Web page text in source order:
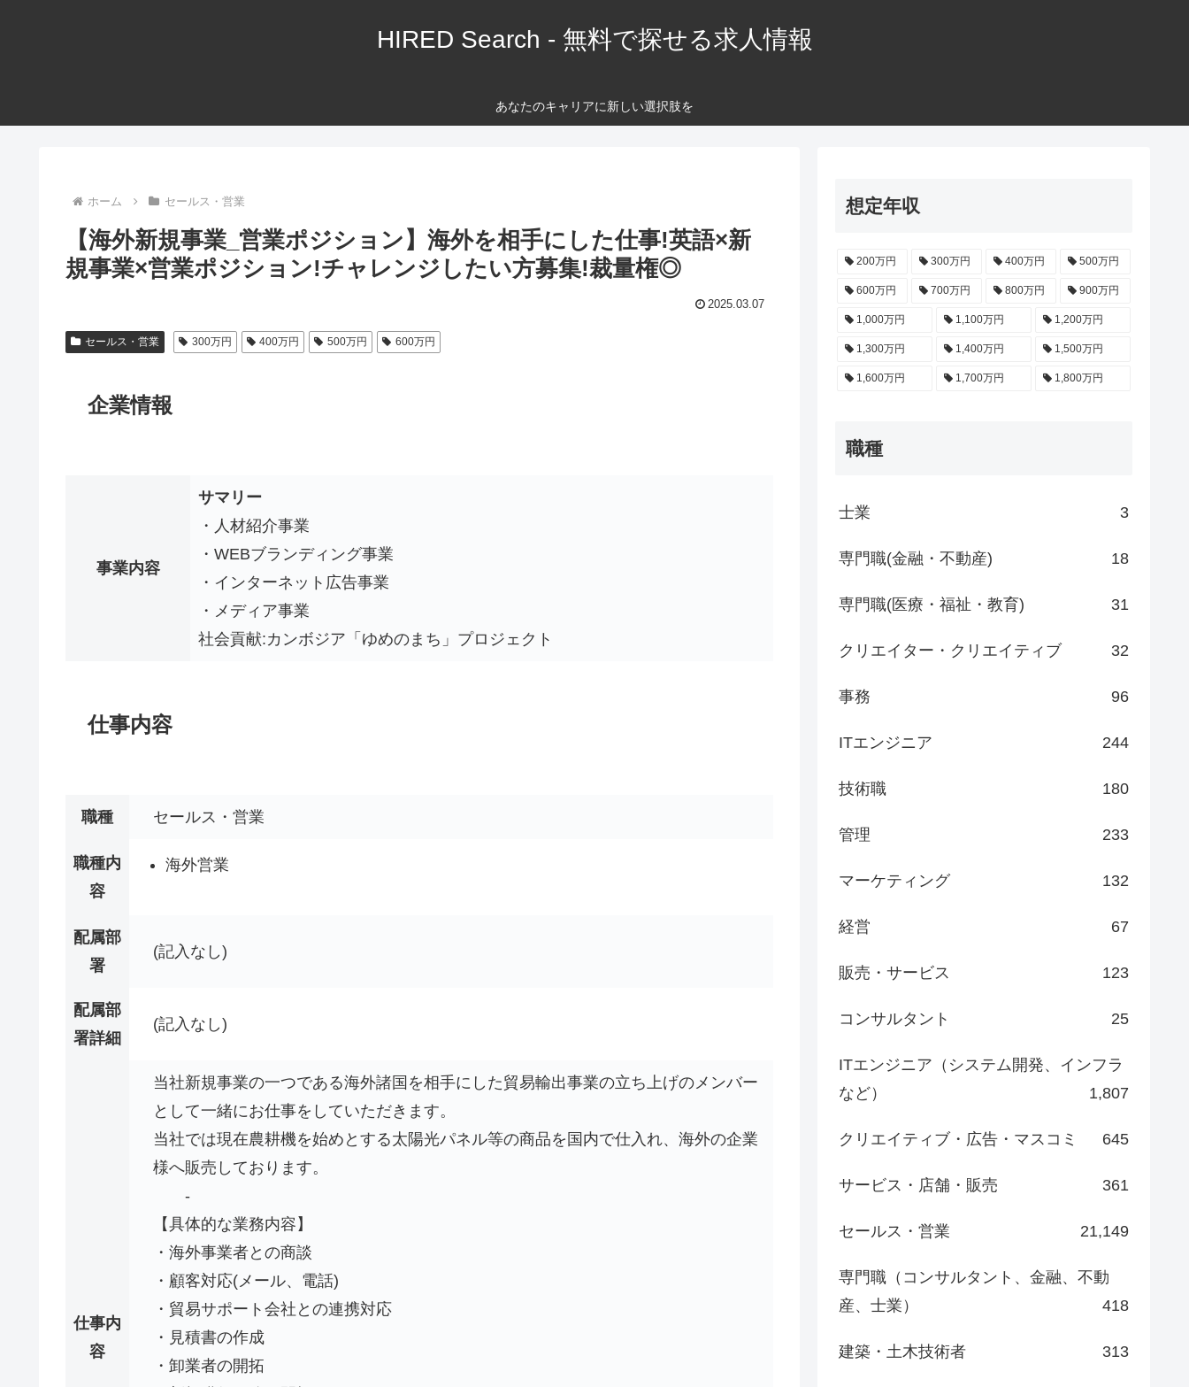
HIRED Search - 無料で探せる求人情報
あなたのキャリアに新しい選択肢を
ホーム セールス・営業
【海外新規事業_営業ポジション】海外を相手にした仕事!英語×新
規事業×営業ポジション!チャレンジしたい方募集!裁量権◎
2025.03.07
セールス・営業 300万円 400万円 500万円 600万円
企業情報
事業内容
サマリー
・人材紹介事業
・WEBブランディング事業
・インターネット広告事業
・メディア事業
社会貢献:カンボジア「ゆめのまち」プロジェクト
仕事内容
職種 セールス・営業
職種内
容
海外営業
配属部
署
(記入なし)
配属部
署詳細
(記入なし)
仕事内
容
当社新規事業の一つである海外諸国を相手にした貿易輸出事業の立ち上げのメンバー
として一緒にお仕事をしていただきます。
当社では現在農耕機を始めとする太陽光パネル等の商品を国内で仕入れ、海外の企業
様へ販売しております。
-
【具体的な業務内容】
・海外事業者との商談
・顧客対応(メール、電話)
・貿易サポート会社との連携対応
・見積書の作成
・卸業者の開拓
想定年収
200万円 300万円 400万円 500万円
600万円 700万円 800万円 900万円
1,000万円 1,100万円 1,200万円
1,300万円 1,400万円 1,500万円
1,600万円 1,700万円 1,800万円
職種
士業 3
専門職(金融・不動産) 18
専門職(医療・福祉・教育) 31
クリエイター・クリエイティブ 32
事務 96
ITエンジニア 244
技術職 180
管理 233
マーケティング 132
経営 67
販売・サービス 123
コンサルタント 25
ITエンジニア（システム開発、インフラ
など）
1,807
クリエイティブ・広告・マスコミ 645
サービス・店舗・販売 361
セールス・営業 21,149
専門職（コンサルタント、金融、不動
産、士業）
418
建築・土木技術者 313